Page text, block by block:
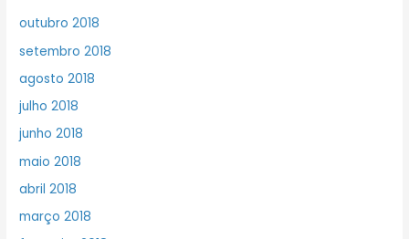
outubro 2018
setembro 2018
agosto 2018
julho 2018
junho 2018
maio 2018
abril 2018
março 2018